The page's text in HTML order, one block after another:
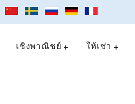
เชิงพาณิชย์ ให้เช่า